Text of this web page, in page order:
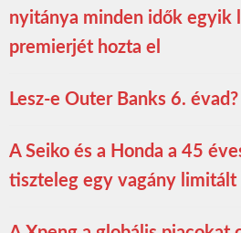
nyitánya minden idők egyik
premierjét hozta el
Lesz-e Outer Banks 6. évad?
A Seiko és a Honda a 45
tiszteleg egy vagány limitált